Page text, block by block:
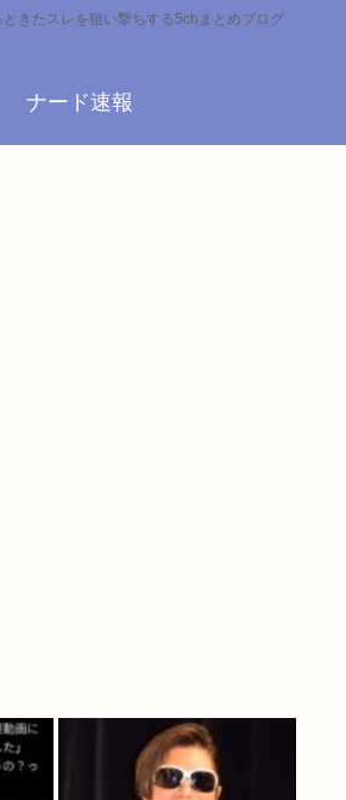
きたスレを狙い撃ちする5chまとめブログ
ナード速報